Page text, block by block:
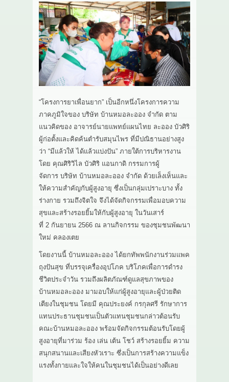
“โครงการยาเพื่อนยาก” เป็นอีกหนึ่งโครงการความ
ภาคภูมิใจของ บริษัท บ้านหมอละออง จำกัด ตาม
แนวคิดของ อาจารย์นายแพทย์แผนไทย ละออง บัวศิริ
ผู้ก่อตั้งและคิดค้นตำรับสมุนไพร ที่มีปณิธานอย่างสูง
ว่า “มีแล้วให้ ได้แล้วแบ่งปัน” ภายใต้การบริหารงาน
โดย คุณศิริวิไล บัวศิริ แอนกาดิ กรรมการผู้
จัดการ บริษัท บ้านหมอละออง จำกัด ด้วยเล็งเห็นและ
ให้ความสำคัญกับผู้สูงอายุ ซึ่งเป็นกลุ่มเปราะบาง ทั้ง
ร่างกาย รวมถึงจิตใจ จึงได้จัดกิจกรรมเพื่อมอบความ
สุขและสร้างรอยยิ้มให้กับผู้สูงอายุ ในวันเสาร์
ที่ 2 กันยายน 2566 ณ ลานกิจกรรม ของชุมชนพัฒนา
ใหม่ คลองเตย
​โดยงานนี้ บ้านหมอละออง ได้ยกทัพพนักงานร่วมแพค
ถุงปันสุข ที่บรรจุเครื่องอุปโภค บริโภคเพื่อการดำรง
ชีวิตประจำวัน รวมถึงผลิตภัณฑ์ดูแลสุขภาพของ
บ้านหมอละออง มามอบให้แก่ผู้สูงอายุและผู้ป่วยติด
เตียงในชุมชน โดยมี คุณประยงค์ กรกุลศรี รักษาการ
แทนประธานชุมชนเป็นตัวแทนชุมชนกล่าวต้อนรับ
คณะบ้านหมอละออง พร้อมจัดกิจกรรมต้อนรับโดยผู้
สูงอายุที่มาร่วม ร้อง เล่น เต้น โชว์ สร้างรอยยิ้ม ความ
สนุกสนานและเสียงหัวเราะ ซึ่งเป็นการสร้างความแข็ง
แรงทั้งกายและใจให้คนในชุมชนได้เป็นอย่างดีเลย